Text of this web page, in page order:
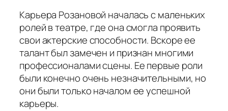
Карьера Розановой началась с маленьких
ролей в театре, где она смогла проявить
свои актерские способности. Вскоре ее
талант был замечен и признан многими
профессионалами сцены. Ее первые роли
были конечно очень незначительными, но
они были только началом ее успешной
карьеры.